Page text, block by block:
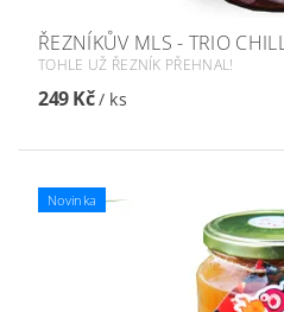
ŘEZNÍKŮV MLS - TRIO
TOHLE UŽ ŘEZNÍK PŘEHNAL!
249 Kč/ ks
Novinka